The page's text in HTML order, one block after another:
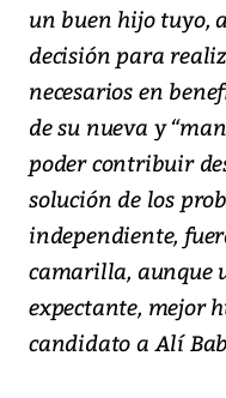
un buen hijo tuyo,
decisión para
necesarios en
de su nueva y
poder contribuir
solución de los
independiente,
camarilla, aunque
expectante, mejor
candidato a Alí